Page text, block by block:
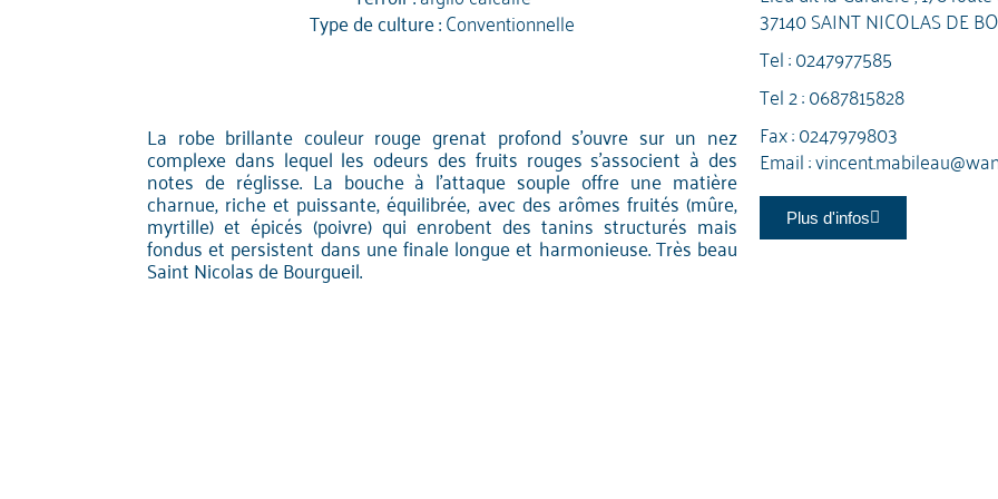
Type de culture :Conventionnelle
La robe brillante couleur rouge grenat profond s'ouvre sur un nez
complexe dans lequel les odeurs des fruits rouges s'associent à des
notes de réglisse. La bouche à l'attaque souple offre une matière
charnue, riche et puissante, équilibrée, avec des arômes fruités (mûre,
myrtille) et épicés (poivre) qui enrobent des tanins structurés mais
fondus et persistent dans une finale longue et harmonieuse. Très beau
Saint Nicolas de Bourgueil.
37140 SAINT NICOLAS DE
Tel :0247977585
Tel 2 :0687815828
Fax : 0247979803
Email :
Plus d'infos